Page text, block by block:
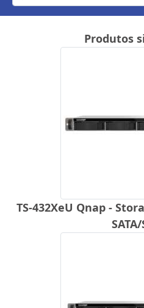
Produtos
TS-432XeU Qnap -
SATA/